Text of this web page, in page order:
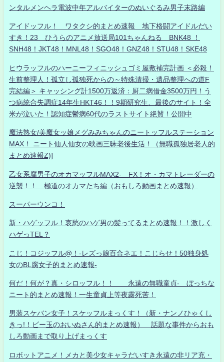
ンタルメンヘラ電波中年アルバイターのぬいぐるみ男子末路編
アイドッフル！ ワタクシ的まとめ速報 地下格闘アイドルだい
すき！23 ひうらのアニメ放送局101ちゃんねる BNK48 ！
SNH48！JKT48！MNL48！SGO48！GNZ48！STU48！SKE48
ヒウラッフルのハーニーフィニッシュゴミ屋敷補完計画 ＜必殺！
生前整理人！孤立し孤独死からの～特殊清掃・遺品整理への道F
完結編＞ キャッシング計1500万返済：厨二病借金3500万円！う
つ病統合失調症14年生HKT46！！9期研究生、最後のサイト！全
米が泣いた！認知症鬱病60代のラストサイト絶賛！公開中
魔法熟女/美魔女ッ娘メグみみちゃんのニートッフルステーション
MAX！ ニート仙人仙女の映画三昧老後生活！（無職孤独居老人的
まとめ速報Z)]
乙女系腐男子のオカマッフルMAX2- FX！オ・カマトレーダーの
逆襲！！ 極道のオカマたち編（おもしろ動画まとめ速報）
スーパーウンコ！
新・ハゲッフル！哀愁のハゲ男の髪ってるまとめ速報！！激しく
ハゲっTEL？
こじ！コジッフル@！-レズっ娘百合ネエ！こじらせ！50独身処
女のBL腐女子的まとめ速報-
何だ！何が？真・シロッフル！！ 永遠の無職童貞- ぼっちな
ニート的まとめ速報！一生童貞上等夜露死苦！
男装スケバン女子！スケッフルまっくす！（新・ナンノひゃくし
きっ!！ビー玉のおいぬさん的まとめ速報） 話題な事件からおも
しろ動画まで取り上げまっくす
ロボットアニメ！メカと美少女キャラだいすき永遠の非リア充・